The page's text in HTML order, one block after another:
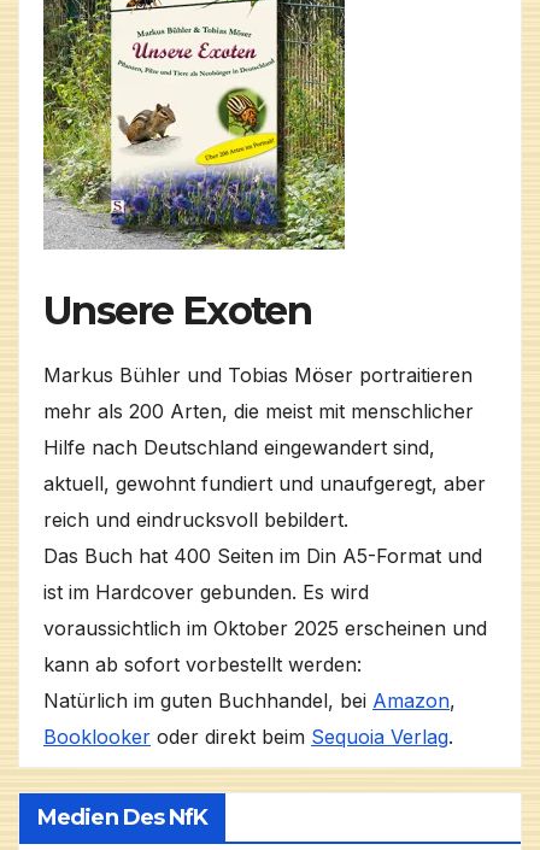
Unsere Exoten
Markus Bühler und Tobias Möser portraitieren
mehr als 200 Arten, die meist mit menschlicher
Hilfe nach Deutschland eingewandert sind,
aktuell, gewohnt fundiert und unaufgeregt, aber
reich und eindrucksvoll bebildert.
Das Buch hat 400 Seiten im Din A5-Format und
ist im Hardcover gebunden. Es wird
voraussichtlich im Oktober 2025 erscheinen und
kann ab sofort vorbestellt werden:
Natürlich im guten Buchhandel, bei Amazon,
Booklooker oder direkt beim Sequoia Verlag.
Medien Des NfK